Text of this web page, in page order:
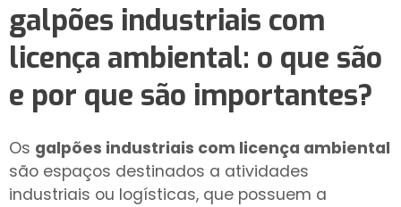
galpões industriais com
licença ambiental: o que são
e por que são importantes?
Os galpões industriais com licença ambiental
são espaços destinados a atividades
industriais ou logísticas, que possuem a